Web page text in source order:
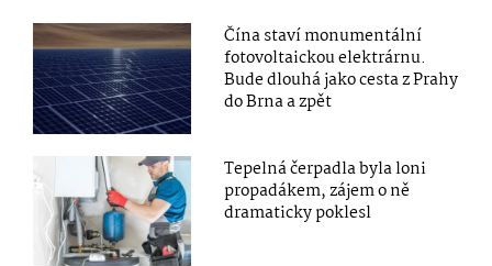
Čína staví monumentální
fotovoltaickou elektrárnu.
Bude dlouhá jako cesta z Prahy
do Brna a zpět
Tepelná čerpadla byla loni
propadákem, zájem o ně
dramaticky poklesl